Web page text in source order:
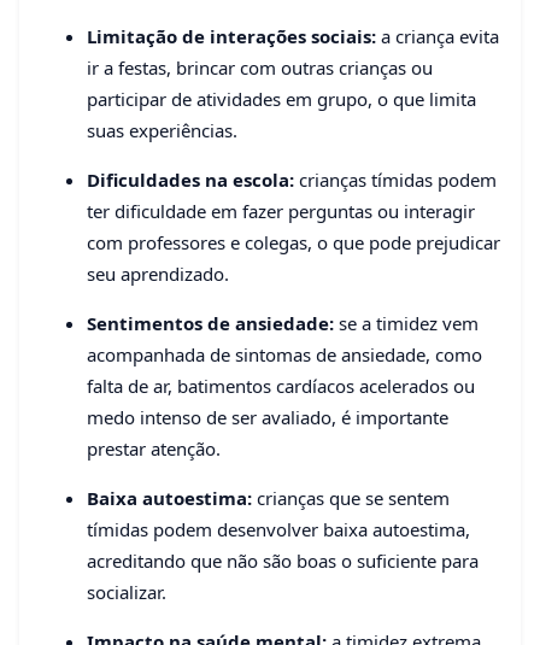
Limitação de interações sociais: a criança evita
ir a festas, brincar com outras crianças ou
participar de atividades em grupo, o que limita
suas experiências.
Dificuldades na escola: crianças tímidas podem
ter dificuldade em fazer perguntas ou interagir
com professores e colegas, o que pode prejudicar
seu aprendizado.
Sentimentos de ansiedade: se a timidez vem
acompanhada de sintomas de ansiedade, como
falta de ar, batimentos cardíacos acelerados ou
medo intenso de ser avaliado, é importante
prestar atenção.
Baixa autoestima: crianças que se sentem
tímidas podem desenvolver baixa autoestima,
acreditando que não são boas o suficiente para
socializar.